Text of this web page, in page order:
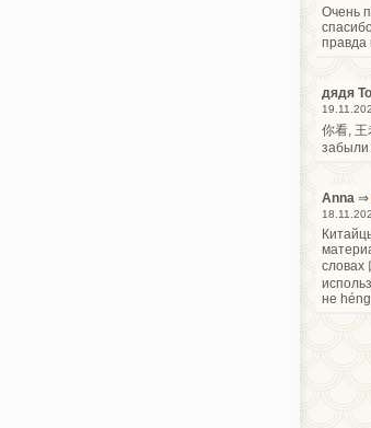
Очень
правда
дядя
你看,
забыли
Anna ⇒
словах
не héng